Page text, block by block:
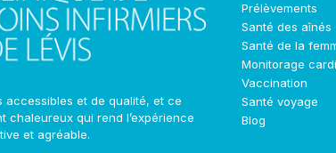
accessibles et de qualité, et ce
chaleureux qui rend l’expérience
et agréable.
Prélèvements
Santé des aînés
Santé de la
Monitorage
Vaccination
Santé voyage
Blog